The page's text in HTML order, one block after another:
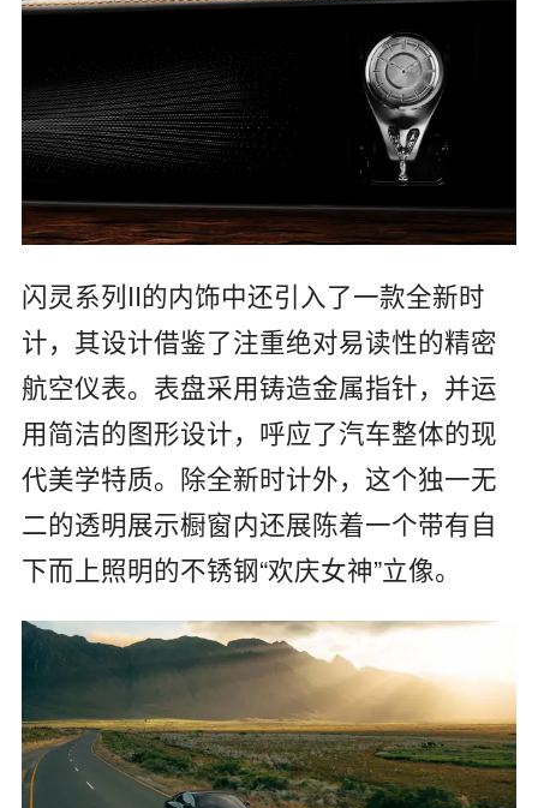
闪灵系列II的内饰中还引入了一款全新时
计，其设计借鉴了注重绝对易读性的精密
航空仪表。表盘采用铸造金属指针，并运
用简洁的图形设计，呼应了汽车整体的现
代美学特质。除全新时计外，这个独一无
二的透明展示橱窗内还展陈着一个带有自
下而上照明的不锈钢“欢庆女神”立像。